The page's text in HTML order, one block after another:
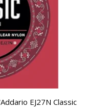
EJ27N Classic